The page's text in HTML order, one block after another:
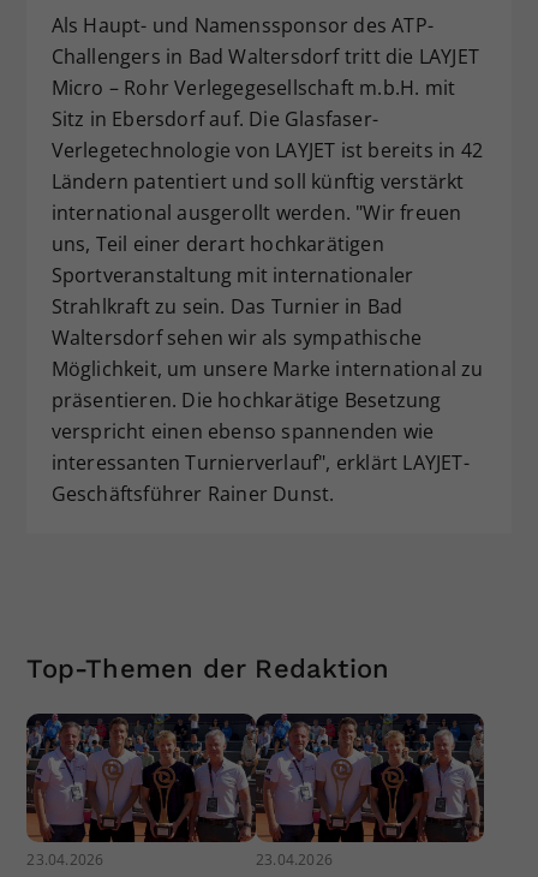
Als Haupt- und Namenssponsor des ATP-
Challengers in Bad Waltersdorf tritt die LAYJET
Micro – Rohr Verlegegesellschaft m.b.H. mit
Sitz in Ebersdorf auf. Die Glasfaser-
Verlegetechnologie von LAYJET ist bereits in 42
Ländern patentiert und soll künftig verstärkt
international ausgerollt werden. "Wir freuen
uns, Teil einer derart hochkarätigen
Sportveranstaltung mit internationaler
Strahlkraft zu sein. Das Turnier in Bad
Waltersdorf sehen wir als sympathische
Möglichkeit, um unsere Marke international zu
präsentieren. Die hochkarätige Besetzung
verspricht einen ebenso spannenden wie
interessanten Turnierverlauf", erklärt LAYJET-
Geschäftsführer Rainer Dunst.
Top-Themen der Redaktion
23.04.2026 23.04.2026